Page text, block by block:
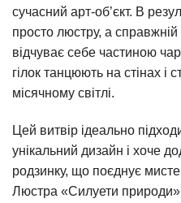
сучасний арт-об’єкт. В
просто люстру, а
відчуває себе частиною
гілок танцюють на стінах і
місячному світлі.
Цей витвір ідеально
унікальний дизайн і хоче
родзинку, що поєднує
Люстра «Силуети